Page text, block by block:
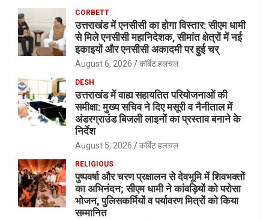
CORBETT
उत्तराखंड में एनसीसी का होगा विस्तार: सीएम धामी
से मिले एनसीसी महानिदेशक, सीमांत क्षेत्रों में नई
इकाइयों और एनसीसी अकादमी पर हुई चर्
August 6, 2026 कॉर्बेट हलचल
DESH
उत्तराखंड में वाह्य सहायतित परियोजनाओं की
समीक्षा: मुख्य सचिव ने दिए मसूरी व नैनीताल में
अंडरग्राउंड बिजली लाइनों का प्रस्ताव बनाने के
निर्देश
August 5, 2026 कॉर्बेट हलचल
RELIGIOUS
पुष्पवर्षा और चरण प्रक्षालन से देवभूमि में शिवभक्तों
का अभिनंदन; सीएम धामी ने कांवड़ियों को परोसा
भोजन, पुलिसकर्मियों व पर्यावरण मित्रों को किया
सम्मानित